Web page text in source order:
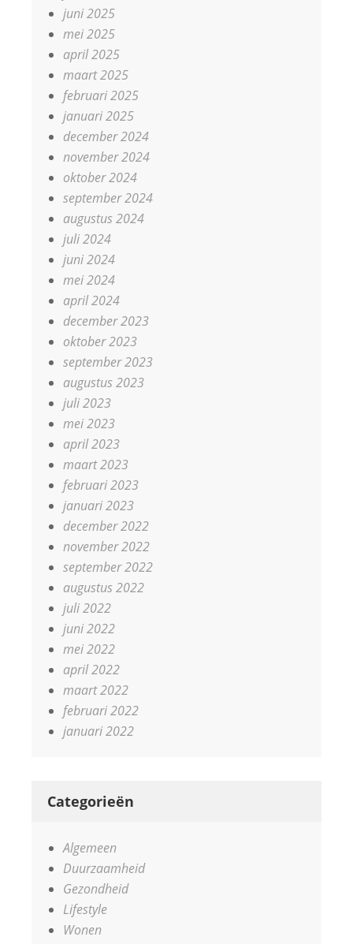
juni 2025
mei 2025
april 2025
maart 2025
februari 2025
januari 2025
december 2024
november 2024
oktober 2024
september 2024
augustus 2024
juli 2024
juni 2024
mei 2024
april 2024
december 2023
oktober 2023
september 2023
augustus 2023
juli 2023
mei 2023
april 2023
maart 2023
februari 2023
januari 2023
december 2022
november 2022
september 2022
augustus 2022
juli 2022
juni 2022
mei 2022
april 2022
maart 2022
februari 2022
januari 2022
Categorieën
Algemeen
Duurzaamheid
Gezondheid
Lifestyle
Wonen